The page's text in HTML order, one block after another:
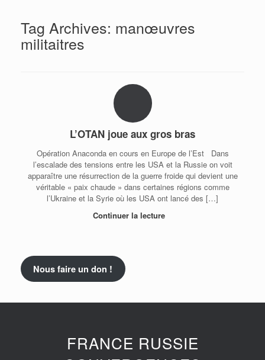
Tag Archives: manœuvres
militaitres
L’OTAN joue aux gros bras
Opération Anaconda en cours en Europe de l’Est Dans
l’escalade des tensions entre les USA et la Russie on voit
apparaître une résurrection de la guerre froide qui devient une
véritable « paix chaude » dans certaines régions comme
l’Ukraine et la Syrie où les USA ont lancé des […]
Continuer la lecture
Nous faire un don !
FRANCE RUSSIE